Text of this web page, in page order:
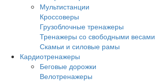
Мультистанции
Кроссоверы
Грузоблочные тренажеры
Тренажеры со свободными весами
Скамьи и силовые рамы
Кардиотренажеры
Беговые дорожки
Велотренажеры